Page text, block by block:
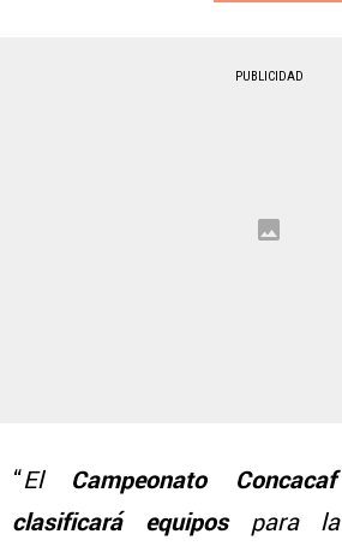
PUBLICIDAD
“El Campeonato
clasificará equipospara